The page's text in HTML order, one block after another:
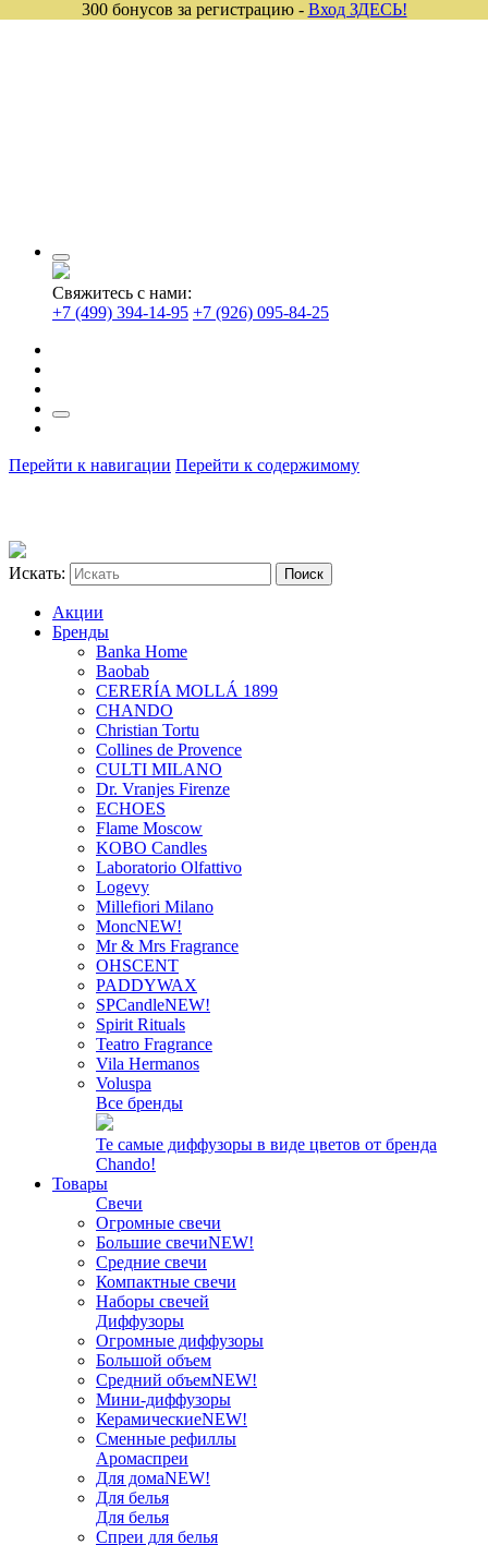
Свяжитесь с нами:
+7 (499) 394-14-95 +7 (926) 095-84-25
Перейти к навигации Перейти к содержимому
Искать:
Акции
Бренды
Banka Home
Baobab
CERERÍA MOLLÁ 1899
CHANDO
Christian Tortu
Collines de Provence
CULTI MILANO
Dr. Vranjes Firenze
ECHOES
Flame Moscow
KOBO Candles
Laboratorio Olfattivo
Logevy
Millefiori Milano
MoncNEW!
Mr & Mrs Fragrance
OHSCENT
PADDYWAX
SPCandleNEW!
Spirit Rituals
Teatro Fragrance
Vila Hermanos
Voluspa
Все бренды
Те самые диффузоры в виде цветов от бренда
Chando!
Товары
Свечи
Огромные свечи
Большие свечиNEW!
Средние свечи
Компактные свечи
Наборы свечей
Диффузоры
Огромные диффузоры
Большой объем
Средний объемNEW!
Мини-диффузоры
КерамическиеNEW!
Сменные рефиллы
Аромаспреи
Для домаNEW!
Для белья
Для белья
Спреи для белья
300 бонусов за регистрацию - Вход ЗДЕСЬ!